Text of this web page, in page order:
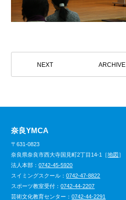
NEXT ARCHIVE
奈良YMCA
〒631-0823
奈良県奈良市西大寺国見町2丁目14-1［地図］
法人本部：0742-45-5920
スイミングスクール：0742-47-8822
スポーツ教室受付：0742-44-2207
芸術文化教育センター：0742-44-2291